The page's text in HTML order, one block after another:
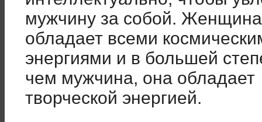
мужчину за собой. Женщина
обладает всеми
энергиями и в большей
чем мужчина, она обладает
творческой энергией.